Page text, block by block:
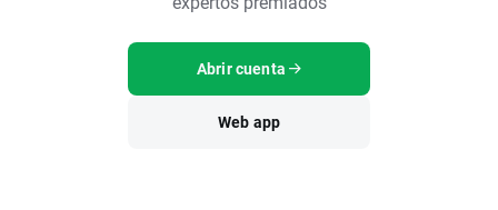
Abrir cuenta
Web app